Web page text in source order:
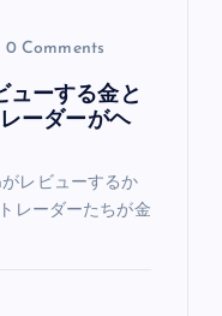
0 Comments
ューする金と
ーダーがヘ
レビューするか
レーダーたちが金